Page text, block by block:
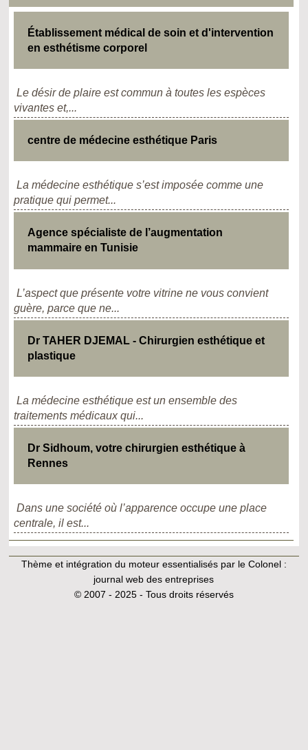
Établissement médical de soin et d'intervention
en esthétisme corporel
Le désir de plaire est commun à toutes les espèces
vivantes et,...
centre de médecine esthétique Paris
La médecine esthétique s’est imposée comme une
pratique qui permet...
Agence spécialiste de l’augmentation
mammaire en Tunisie
L’aspect que présente votre vitrine ne vous convient
guère, parce que ne...
Dr TAHER DJEMAL - Chirurgien esthétique et
plastique
La médecine esthétique est un ensemble des
traitements médicaux qui...
Dr Sidhoum, votre chirurgien esthétique à
Rennes
Dans une société où l’apparence occupe une place
centrale, il est...
Thème et intégration du moteur essentialisés par le Colonel :
journal web des entreprises
© 2007 - 2025 - Tous droits réservés